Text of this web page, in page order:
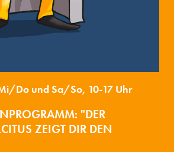
Do und Sa/So, 10-17 Uhr
"DER
ZEIGT DIR DEN